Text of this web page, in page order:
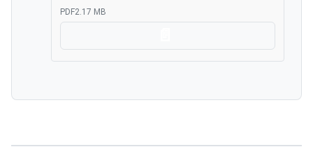
PDF2.17 MB